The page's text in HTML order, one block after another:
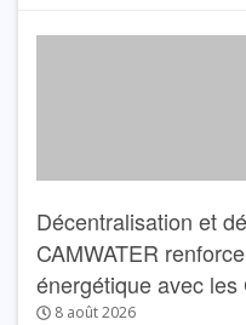
Décentralisation et
CAMWATER
énergétique avec les
8 août 2026